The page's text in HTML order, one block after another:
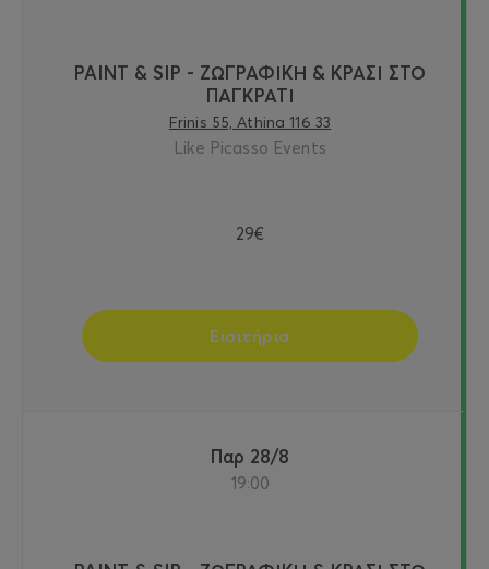
PAINT & SIP - ΖΩΓΡΑΦΙΚΗ & ΚΡΑΣΙ ΣΤΟ
ΠΑΓΚΡΑΤΙ
Frinis 55, Athina 116 33
Like Picasso Events
29€
Εισιτήρια
Παρ 28/8
19:00